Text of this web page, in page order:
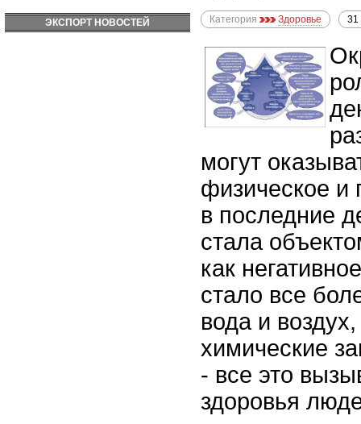
ЭКСПОРТ НОВОСТЕЙ Категория Здоровье 31
могут
физическое и
в последние
стала
как
стало все
вода и
химические
- все это
здоровья